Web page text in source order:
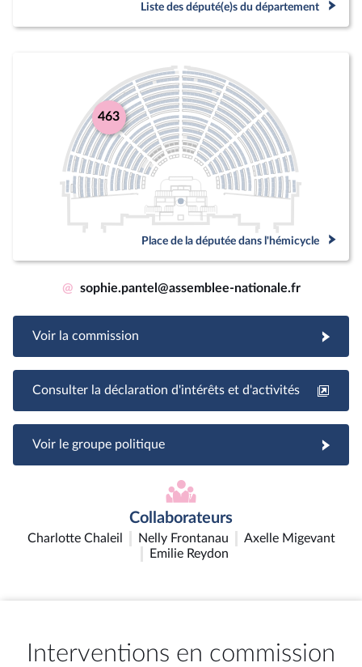
Liste des député(e)s du département
463
Place de la députée dans l'hémicycle
@ sophie.pantel@assemblee-nationale.fr
Voir la commission
Consulter la déclaration d'intérêts et d'activités
Voir le groupe politique
Collaborateurs
Charlotte Chaleil Nelly Frontanau
Axelle Migevant
Emilie Reydon
Interventions en commission